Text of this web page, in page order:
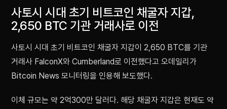
사토시 시대 초기 비트코인 채굴자 지갑,
2,650 BTC 기관 거래사로 이전
사토시 시대 초기 비트코인 채굴자 지갑이 2,650 BTC를 기관
거래사 FalconX와 Cumberland로 이전했다고 오데일리가
Bitcoin News 모니터링을 인용해 보도했다.
이체 규모는 약 2억300만 달러다. 해당 채굴자 지갑은 현재도 약